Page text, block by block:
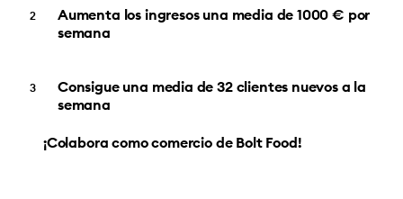
Aumenta los ingresos una media de 1000 € por
semana
Consigue una media de 32 clientes nuevos a la
semana
¡Colabora como comercio de Bolt Food!